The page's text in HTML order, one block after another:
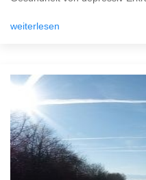
weiterlesen